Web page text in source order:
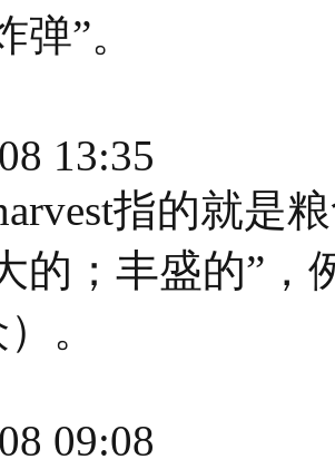
弹”。
13:35
指的就是
的；丰盛的”，
。
09:08